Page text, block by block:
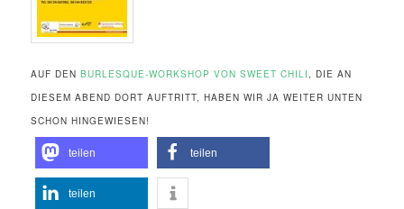
AUF DENBURLESQUE-WORKSHOP VON SWEET CHILI, DIE AN
DIESEM ABEND DORT AUFTRITT, HABEN WIR JA WEITER UNTEN
SCHON HINGEWIESEN!
teilen teilen
teilen